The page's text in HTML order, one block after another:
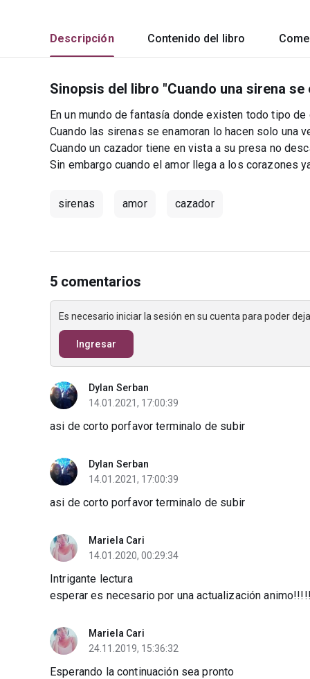
Descripción Contenido del libro
Sinopsis del libro "Cuando una sirena se
En un mundo de fantasía donde existen todo tipo
Cuando las sirenas se enamoran lo hacen solo una
Cuando un cazador tiene en vista a su presa no
Sin embargo cuando el amor llega a los corazones
sirenas amor cazador
5 comentarios
Es necesario iniciar la sesión en su cuenta para poder
Ingresar
Dylan Serban
14.01.2021, 17:00:39
asi de corto porfavor terminalo de subir
Dylan Serban
14.01.2021, 17:00:39
asi de corto porfavor terminalo de subir
Mariela Cari
14.01.2020, 00:29:34
Intrigante lectura
esperar es necesario por una actualización
Mariela Cari
24.11.2019, 15:36:32
Esperando la continuación sea pronto